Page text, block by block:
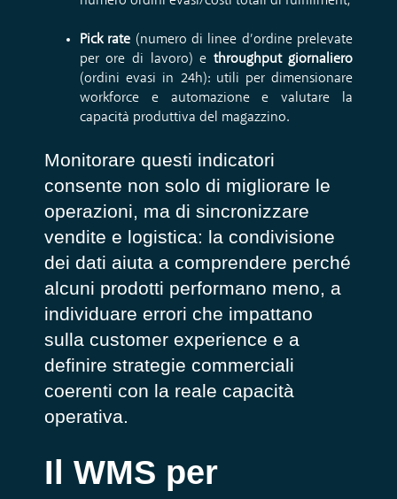
Pick rate (numero di linee d’ordine prelevate
per ore di lavoro) e throughput giornaliero
(ordini evasi in 24h): utili per dimensionare
workforce e automazione e valutare la
capacità produttiva del magazzino.
Monitorare questi indicatori
consente non solo di migliorare le
operazioni, ma di sincronizzare
vendite e logistica: la condivisione
dei dati aiuta a comprendere perché
alcuni prodotti performano meno, a
individuare errori che impattano
sulla customer experience e a
definire strategie commerciali
coerenti con la reale capacità
operativa.
Il WMS per